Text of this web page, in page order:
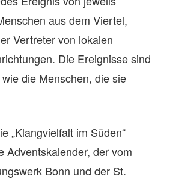
aus dem Viertel,
Vertreter von lokalen
Die Ereignisse sind
die Menschen, die sie
„Klangvielfalt im Süden“
Adventskalender, der vom
Bonn und der St.